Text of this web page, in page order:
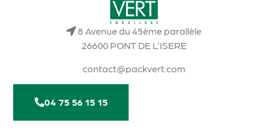
8 Avenue du 45ème parallèle
26600 PONT DE L’ISERE
contact@packvert.com
04 75 56 15 15